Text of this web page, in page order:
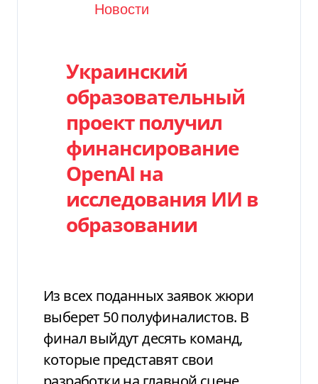
Категория
Новости
Украинский
образовательный
проект получил
финансирование
OpenAI на
исследования ИИ в
образовании
Из всех поданных заявок жюри
выберет 50 полуфиналистов. В
финал выйдут десять команд,
которые представят свои